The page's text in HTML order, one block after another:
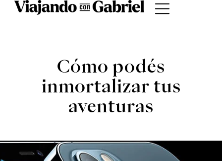
Cómo podés
inmortalizar tus
aventuras